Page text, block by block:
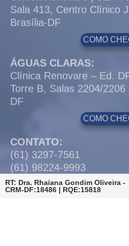
Torre B, Salas 2204/2206
DF
COMO
CONTATO:
(61) 3297-7561
(61) 98224-9993
RT: Dra. Rhaiana Gondim Oliveira -
CRM-DF:18486 | RQE:15818